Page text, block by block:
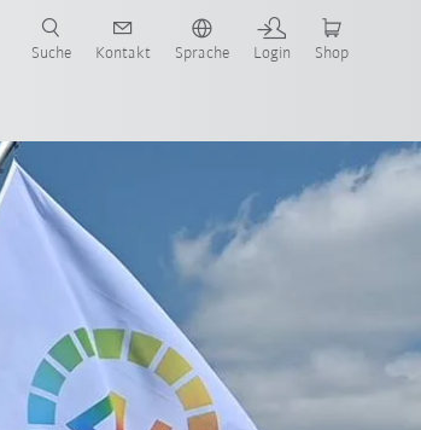
Suche Kontakt Sprache Login Shop